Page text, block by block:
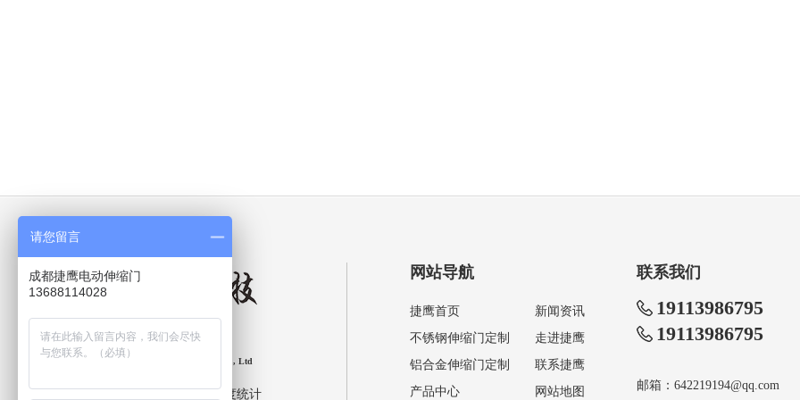
成都捷鹰智能科技有限公司
Chengdu jieying Intelligent Technology Co., Ltd
网站版权注册 仿冒必究! 百度统计
网站导航
捷鹰首页
新闻资讯
不锈钢伸缩门定制
走进捷鹰
铝合金伸缩门定制
联系捷鹰
产品中心
网站地图
联系我们
19113986795
19113986795
邮箱：642219194@qq.com
请您留言
成都捷鹰电动伸缩门
13688114028